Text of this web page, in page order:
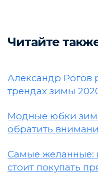
Читайте
Александр Рогов
трендах зимы
Модные юбки
обратить
Самые желанные:
стоит покупать